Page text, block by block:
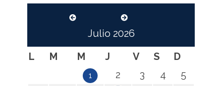
Julio 2026
L
M M J V S D
1 2 3 4
5